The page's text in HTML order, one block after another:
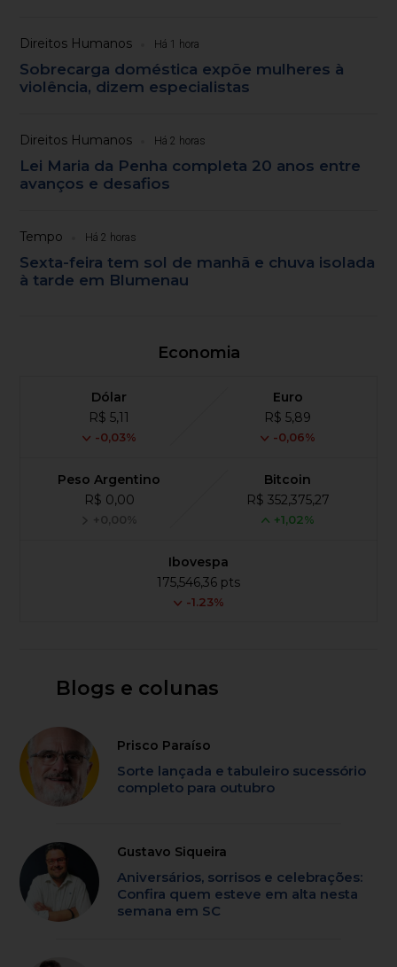
Direitos Humanos Há 1 hora
Sobrecarga doméstica expõe mulheres à
violência, dizem especialistas
Direitos Humanos Há 2 horas
Lei Maria da Penha completa 20 anos entre
avanços e desafios
Tempo Há 2 horas
Sexta-feira tem sol de manhã e chuva isolada
à tarde em Blumenau
Economia
Dólar
R$ 5,11
-0,03%
Euro
R$ 5,89
-0,06%
Peso Argentino
R$ 0,00
+0,00%
Bitcoin
R$ 352,375,27
+1,02%
Ibovespa
175,546,36 pts
-1.23%
Blogs e colunas
Prisco Paraíso
Sorte lançada e tabuleiro sucessório
completo para outubro
Gustavo Siqueira
Aniversários, sorrisos e celebrações:
Confira quem esteve em alta nesta
semana em SC